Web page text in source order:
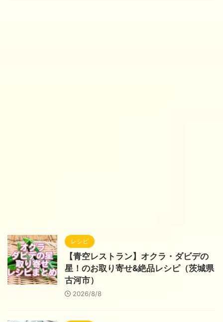
レシピ
【青空レストラン】オクラ・ダビデの
星！のお取り寄せ&絶品レシピ（茨城県
古河市）
2026/8/8